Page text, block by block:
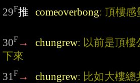
29F推 comeoverbong: 頂樓感
30F → chungrew: 以前是頂樓
下來
31F → chungrew: 比如大樓總